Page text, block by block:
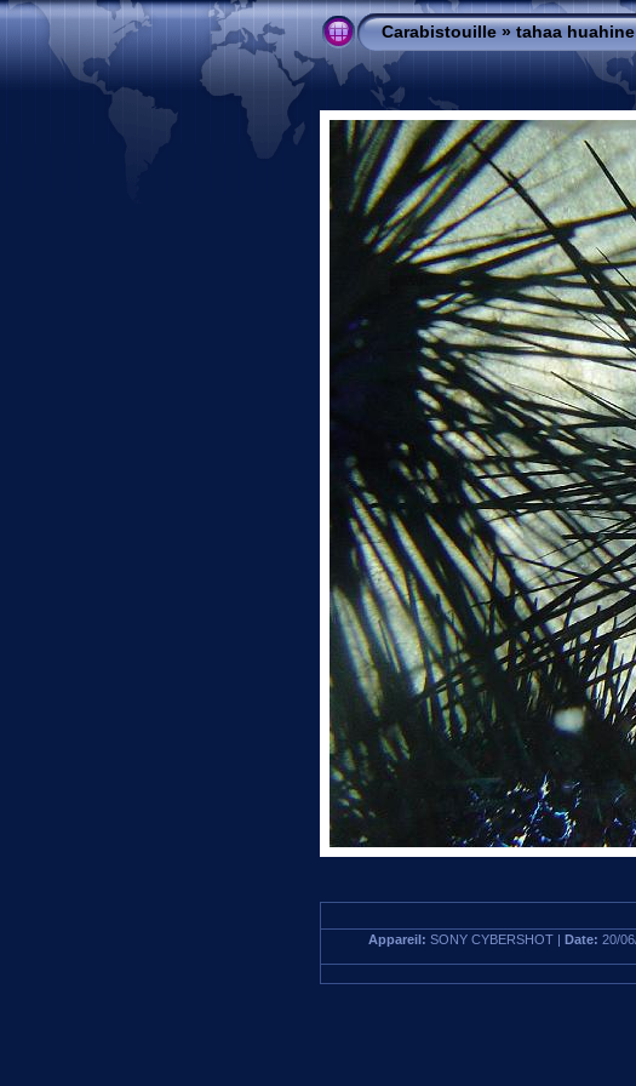
Carabistouille»tahaa huahine
Appareil: SONY CYBERSHOT | Date: 20/